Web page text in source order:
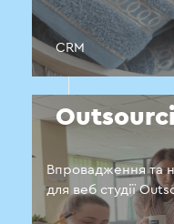
CRM
Впровадження та
для веб студії